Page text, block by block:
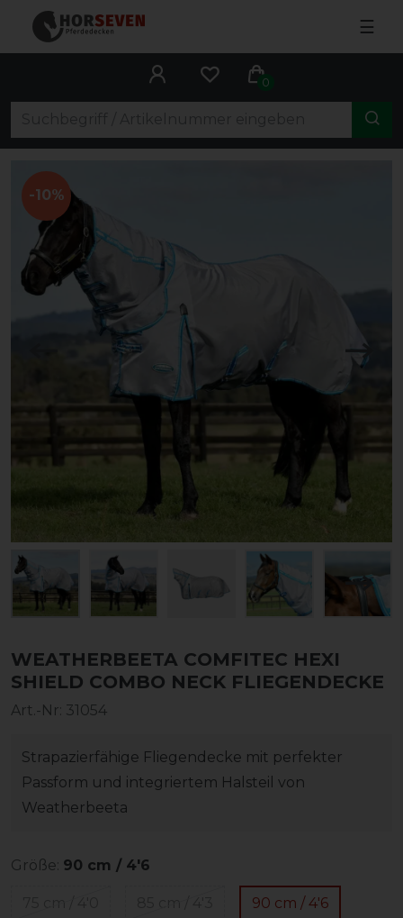
☰
0
-10%
WEATHERBEETA COMFITEC HEXI
SHIELD COMBO NECK FLIEGENDECKE
Art.-Nr: 31054
Strapazierfähige Fliegendecke mit perfekter
Passform und integriertem Halsteil von
Weatherbeeta
Größe: 90 cm / 4'6
90 cm / 4'6